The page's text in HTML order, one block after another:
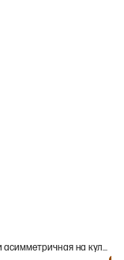
Юбка миди асимметричная на кулиске